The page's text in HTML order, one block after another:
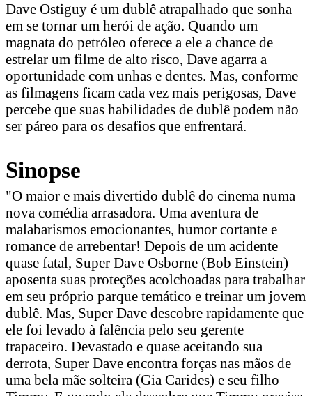
Dave Ostiguy é um dublê atrapalhado que sonha
em se tornar um herói de ação. Quando um
magnata do petróleo oferece a ele a chance de
estrelar um filme de alto risco, Dave agarra a
oportunidade com unhas e dentes. Mas, conforme
as filmagens ficam cada vez mais perigosas, Dave
percebe que suas habilidades de dublê podem não
ser páreo para os desafios que enfrentará.
Sinopse
"O maior e mais divertido dublê do cinema numa
nova comédia arrasadora. Uma aventura de
malabarismos emocionantes, humor cortante e
romance de arrebentar! Depois de um acidente
quase fatal, Super Dave Osborne (Bob Einstein)
aposenta suas proteções acolchoadas para trabalhar
em seu próprio parque temático e treinar um jovem
dublê. Mas, Super Dave descobre rapidamente que
ele foi levado à falência pelo seu gerente
trapaceiro. Devastado e quase aceitando sua
derrota, Super Dave encontra forças nas mãos de
uma bela mãe solteira (Gia Carides) e seu filho